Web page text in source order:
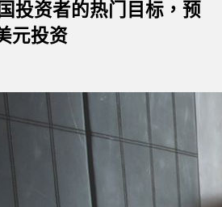
投资者的热门目标，预
元投资